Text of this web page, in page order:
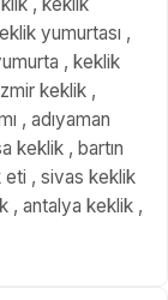
yumurtası ,
, keklik
keklik ,
, adıyaman
keklik , bartın
eti , sivas keklik
, antalya keklik ,